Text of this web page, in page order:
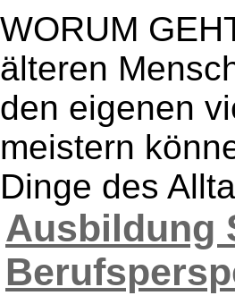
WORUM
älteren
den eigenen
meistern
Dinge des
Ausbildung